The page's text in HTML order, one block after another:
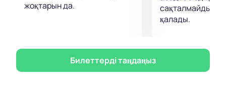
жоқтарын да.
сақталмайды
қалады.
Билеттерді таңдаңыз